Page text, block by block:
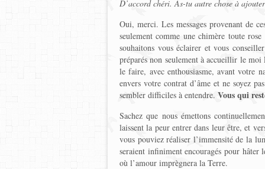
D’accord chéri. As-tu autre chose à
Oui, merci. Les messages provenant de
seulement comme une chimère toute
souhaitons vous éclairer et vous
préparés non seulement à accueillir le
le faire, avec enthousiasme, avant votre
envers votre contrat d’âme et ne soyez
sembler difficiles à entendre. Vous qui
Sachez que nous émettons
laissent la peur entrer dans leur être, et
vous pouviez réaliser l’immensité de la
seraient infiniment encouragés pour hâter
où l’amour imprègnera la Terre.